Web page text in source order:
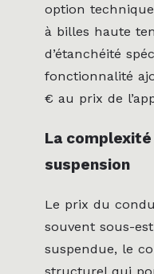
option
à billes haute
d’étanchéité
fonctionnalité
€ au prix de
La
suspension
Le prix du
souvent sous-
suspendue, le